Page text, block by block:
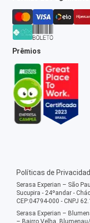
Prêmios
Políticas de
Serasa Experian – São
Sucupira - 24ºandar -
CEP:04794-000 - CNPJ
Serasa Experian –
– Bairro Velha,